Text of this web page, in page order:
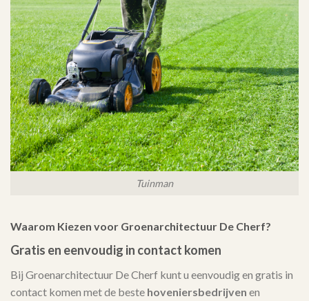
Tuinman
Waarom Kiezen voor Groenarchitectuur De Cherf?
Gratis en eenvoudig in contact komen
Bij Groenarchitectuur De Cherf kunt u eenvoudig en gratis in
contact komen met de beste hoveniersbedrijven en